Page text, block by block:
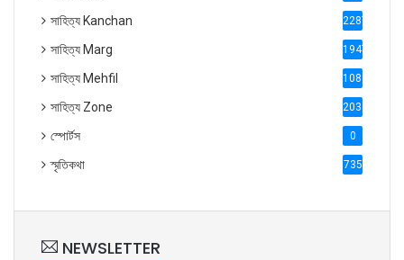
সাহিত্য Kanchan 2287
সাহিত্য Marg 1947
সাহিত্য Mehfil 1088
সাহিত্য Zone 2035
স্পোর্টস 0
স্মৃতিকথা 735
NEWSLETTER